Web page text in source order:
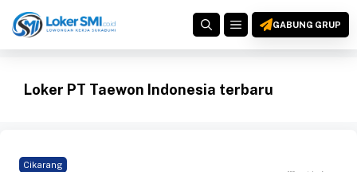
ke
MENUGABUNG GRUP
Loker PT Taewon Indonesia terbaru
Cikarang